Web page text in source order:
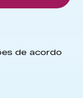
de acordo